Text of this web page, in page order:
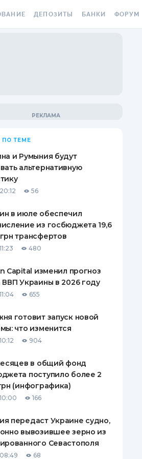
ВИНЬЕТКА
СОТРУДНИКОВ
ОТ
СЛУЧАЕВ
ПО
ПОЛИСЫ
КОМПАНИИ
О СТРАХОВЫХ
ДЕПОЗИТЫ
ВОПРОСЫ И ОТВЕТЫ
СБЕРЕЖЕНИЯМ
БАНКИ ФОРУМ
ПО ТЕМЕ
и Румыния будут
альтернативную
56
в июле обеспечил
из госбюджета 19,6
трансфертов
480
Capital изменил прогноз
ВВП Украины в 2026 году
655
готовит запуск новой
что изменится
904
в общий фонд
поступило более 2
(инфографика)
166
передаст Украине судно,
вывозившее зерно из
Севастополя
68